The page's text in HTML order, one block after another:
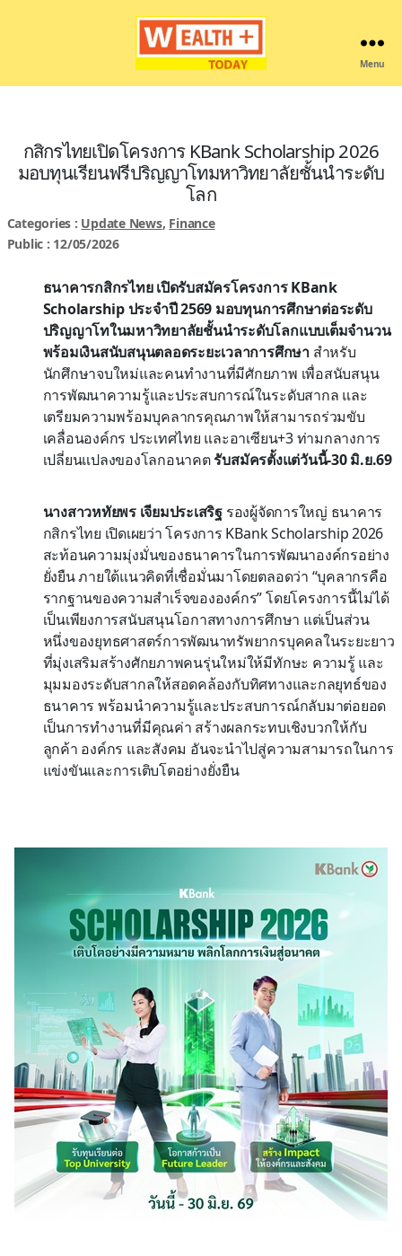
Menu
กสิกรไทยเปิดโครงการ KBank Scholarship 2026
มอบทุนเรียนฟรีปริญญาโทมหาวิทยาลัยชั้นนำระดับ
โลก
Categories : Update News, Finance
Public : 12/05/2026
ธนาคารกสิกรไทย เปิดรับสมัครโครงการ KBank
Scholarship ประจำปี 2569 มอบทุนการศึกษาต่อระดับ
ปริญญาโทในมหาวิทยาลัยชั้นนำระดับโลกแบบเต็มจำนวน
พร้อมเงินสนับสนุนตลอดระยะเวลาการศึกษา สำหรับ
นักศึกษาจบใหม่และคนทำงานที่มีศักยภาพ เพื่อสนับสนุน
การพัฒนาความรู้และประสบการณ์ในระดับสากล และ
เตรียมความพร้อมบุคลากรคุณภาพให้สามารถร่วมขับ
เคลื่อนองค์กร ประเทศไทย และอาเซียน+3 ท่ามกลางการ
เปลี่ยนแปลงของโลกอนาคตรับสมัครตั้งแต่วันนี้-30 มิ.ย.69
นางสาวหทัยพร เจียมประเสริฐรองผู้จัดการใหญ่ ธนาคาร
กสิกรไทย เปิดเผยว่า โครงการ KBank Scholarship 2026
สะท้อนความมุ่งมั่นของธนาคารในการพัฒนาองค์กรอย่าง
ยั่งยืน ภายใต้แนวคิดที่เชื่อมั่นมาโดยตลอดว่า “บุคลากรคือ
รากฐานของความสำเร็จขององค์กร” โดยโครงการนี้ไม่ได้
เป็นเพียงการสนับสนุนโอกาสทางการศึกษา แต่เป็นส่วน
หนึ่งของยุทธศาสตร์การพัฒนาทรัพยากรบุคคลในระยะยาว
ที่มุ่งเสริมสร้างศักยภาพคนรุ่นใหม่ให้มีทักษะ ความรู้ และ
มุมมองระดับสากลให้สอดคล้องกับทิศทางและกลยุทธ์ของ
ธนาคาร พร้อมนำความรู้และประสบการณ์กลับมาต่อยอด
เป็นการทำงานที่มีคุณค่า สร้างผลกระทบเชิงบวกให้กับ
ลูกค้า องค์กร และสังคม อันจะนำไปสู่ความสามารถในการ
แข่งขันและการเติบโตอย่างยั่งยืน